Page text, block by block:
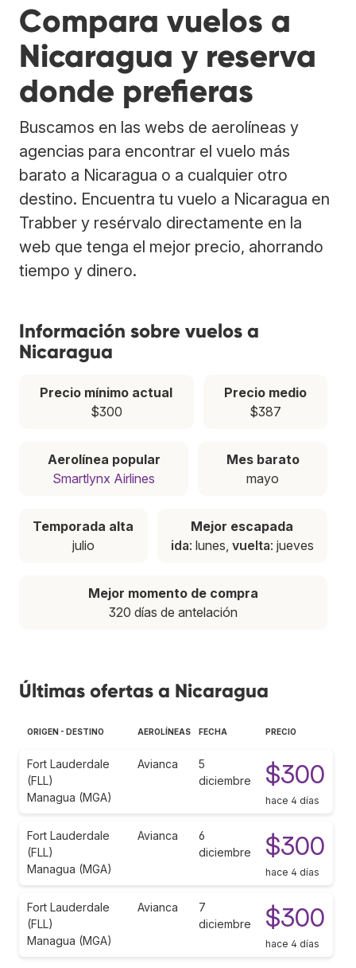
Compara vuelos a
Nicaragua y reserva
donde prefieras
Buscamos en las webs de aerolíneas y
agencias para encontrar el vuelo más
barato a Nicaragua o a cualquier otro
destino. Encuentra tu vuelo a Nicaragua en
Trabber y resérvalo directamente en la
web que tenga el mejor precio, ahorrando
tiempo y dinero.
Información sobre vuelos a
Nicaragua
Precio mínimo actual
$300
Precio medio
$387
Aerolínea popular
Smartlynx Airlines
Mes barato
mayo
Temporada alta
julio
Mejor escapada
ida: lunes, vuelta: jueves
Mejor momento de compra
320 días de antelación
Últimas ofertas a Nicaragua
ORIGEN - DESTINO AEROLÍNEAS FECHA PRECIO
Fort Lauderdale
(FLL)
Managua (MGA)
Avianca
5
diciembre
$300
hace 4 días
Fort Lauderdale
(FLL)
Managua (MGA)
Avianca
6
diciembre
$300
hace 4 días
Fort Lauderdale
(FLL)
Managua (MGA)
Avianca
7
diciembre
$300
hace 4 días